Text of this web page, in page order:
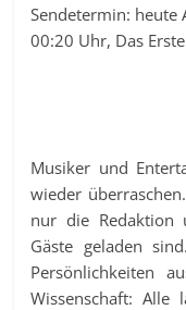
Sendetermin: heute
00:20 Uhr, Das
Musiker und
wieder
nur die Redaktion
Gäste geladen
Persönlichkeiten
Wissenschaft: Alle